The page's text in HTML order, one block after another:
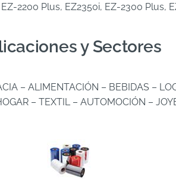
EZ-2200 Plus, EZ2350i, EZ-2300 Plus,
y Sectores
– ALIMENTACIÓN – BEBIDAS –
– TEXTIL – AUTOMOCIÓN –